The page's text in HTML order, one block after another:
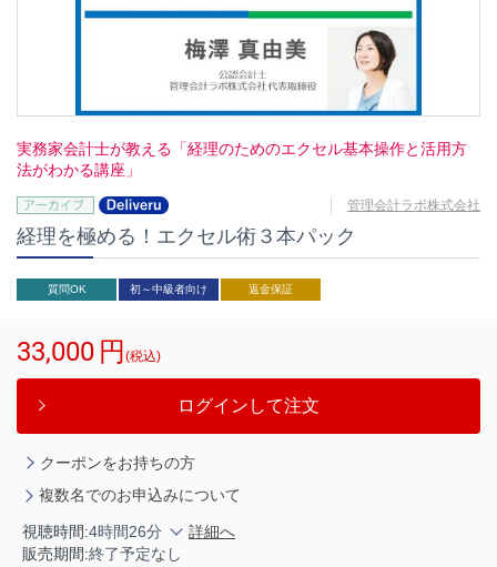
実務家会計士が教える「経理のためのエクセル基本操作と活用方
法がわかる講座」
管理会計ラボ株式会社
経理を極める！エクセル術３本パック
質問OK 初～中級者向け 返金保証
33,000 円 (税込)
ログインして注文
クーポンをお持ちの方
複数名でのお申込みについて
視聴時間:4時間26分
詳細へ
販売期間:終了予定なし